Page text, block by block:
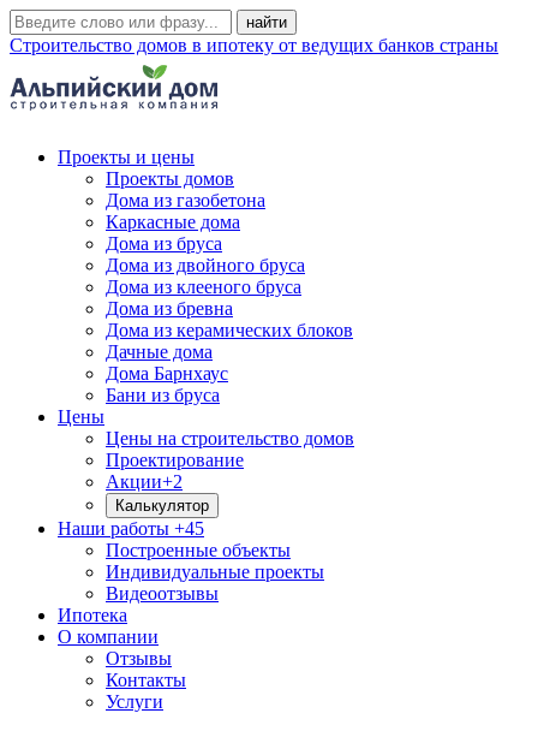
Строительство домов в ипотеку от ведущих банков страны
Проекты и цены
Проекты домов
Дома из газобетона
Каркасные дома
Дома из бруса
Дома из двойного бруса
Дома из клееного бруса
Дома из бревна
Дома из керамических блоков
Дачные дома
Дома Барнхаус
Бани из бруса
Цены
Цены на строительство домов
Проектирование
Акции+2
Калькулятор
Наши работы +45
Построенные объекты
Индивидуальные проекты
Видеоотзывы
Ипотека
О компании
Отзывы
Контакты
Услуги